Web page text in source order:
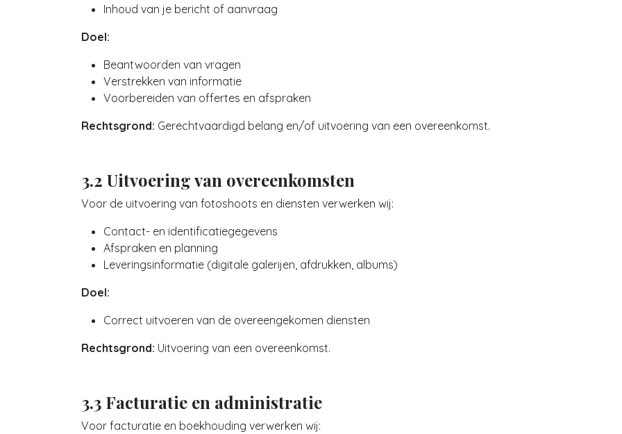
Inhoud van je bericht of aanvraag
Doel:
Beantwoorden van vragen
Verstrekken van informatie
Voorbereiden van offertes en afspraken
Rechtsgrond: Gerechtvaardigd belang en/of uitvoering van een overeenkomst.
3.2 Uitvoering van overeenkomsten
Voor de uitvoering van fotoshoots en diensten verwerken wij:
Contact- en identificatiegegevens
Afspraken en planning
Leveringsinformatie (digitale galerijen, afdrukken, albums)
Doel:
Correct uitvoeren van de overeengekomen diensten
Rechtsgrond: Uitvoering van een overeenkomst.
3.3 Facturatie en administratie
Voor facturatie en boekhouding verwerken wij: